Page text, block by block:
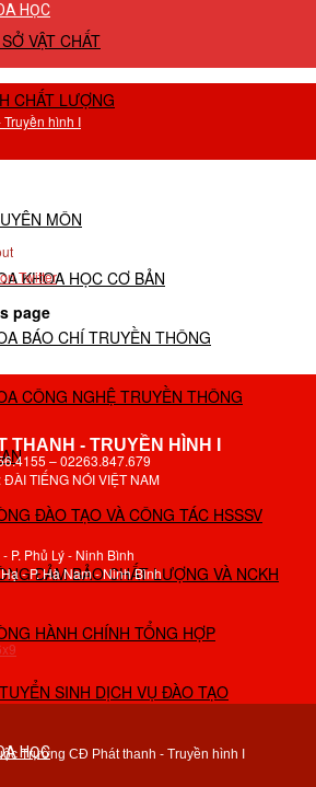
VẬT CHẤT
CHẤT LƯỢNG
MÔN
KHOA HỌC CƠ BẢN
BÁO CHÍ TRUYỀN THÔNG
CÔNG NGHỆ TRUYỀN THÔNG
ĐÀO TẠO VÀ CÔNG TÁC HSSSV
ĐẢM BẢO CHẤT LƯỢNG VÀ NCKH
HÀNH CHÍNH TỔNG HỢP
SINH DỊCH VỤ ĐÀO TẠO
HỌC
HỌC
Twitter
page
- TRUYỀN HÌNH I
– 02263.847.679
TIẾNG NÓI VIỆT NAM
P. Phủ Lý - Ninh Bình
- P. Hà Nam - Ninh Bình
Trường CĐ Phát thanh - Truyền hình I